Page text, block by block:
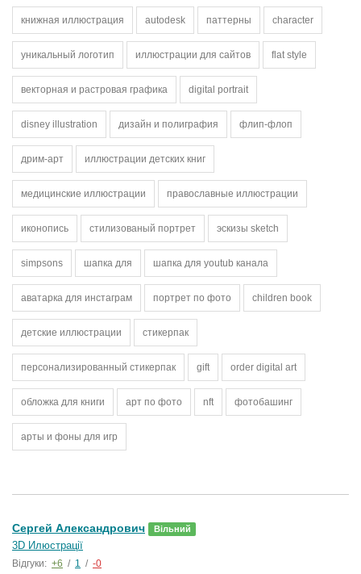
книжная иллюстрация autodesk паттерны character
уникальный логотип иллюстрации для сайтов flat style
векторная и растровая графика digital portrait
disney illustration дизайн и полиграфия флип-флоп
дрим-арт иллюстрации детских книг
медицинские иллюстрации православные иллюстрации
иконопись стилизованый портрет эскизы sketch
simpsons шапка для шапка для youtub канала
аватарка для инстаграм портрет по фото children book
детские иллюстрации стикерпак
персонализированный стикерпак gift order digital art
обложка для книги арт по фото nft фотобашинг
арты и фоны для игр
Сергей Александрович Вільний
3D Илюстрації
Відгуки: +6 / 1 / -0